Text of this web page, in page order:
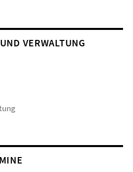
VERWALTUNG